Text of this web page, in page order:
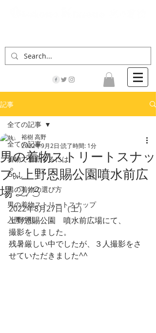
記事
全ての記事
着物で通勤するには
Go！
男の着物の選び方
男の着物ストリートスナップ
入間の乱
全ての記事
男の着物ストリートスナッ
プin上野恩賜公園噴水前広
場 2/3
裕樹 高野
2022年9月2日 読了時間: 1分
2022年8月27日（土）
上野恩賜公園　噴水前広場にて、
撮影をしました。
残暑厳しい中でしたが、３人撮影をさ
せていただきました^^